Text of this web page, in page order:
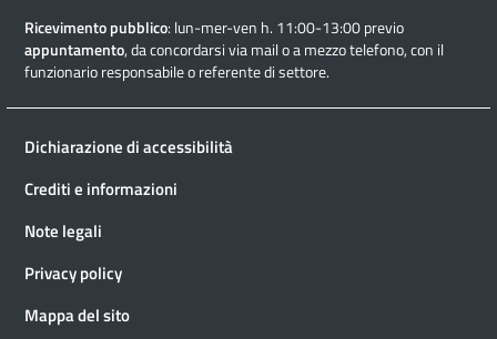
Ricevimento pubblico: lun-mer-ven h. 11:00-13:00 previo
appuntamento, da concordarsi via mail o a mezzo telefono, con il
funzionario responsabile o referente di settore.
Dichiarazione di accessibilità
Crediti e informazioni
Note legali
Privacy policy
Mappa del sito